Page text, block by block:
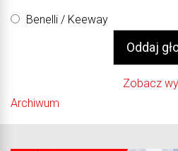
Benelli / Keeway
Zobacz
Archiwum